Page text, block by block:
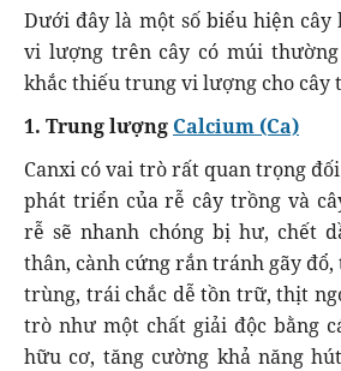
Dưới đây là một số biểu hiện
vi lượng trên cây có múi
khắc thiếu trung vi lượng cho cây
1. Trung lượng Calcium (Ca)
Canxi có vai trò rất quan trọng
phát triển của rễ cây trồng và
rễ sẽ nhanh chóng bị hư, chết
thân, cành cứng rắn tránh gãy
trùng, trái chắc dễ tồn trữ, thịt
trò như một chất giải độc bằng
hữu cơ, tăng cường khả năng